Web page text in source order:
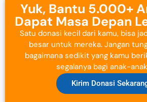
Yuk, Bantu 5.000+
Dapat Masa Depan
Satu donasi kecil dari kamu, bisa
besar untuk mereka. Jangan
bagaimana sedikit yang kamu
segalanya bagi anak-
Kirim Donasi